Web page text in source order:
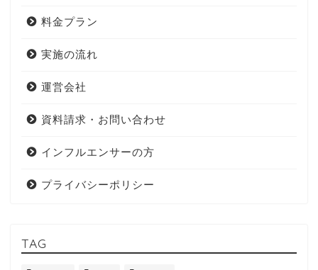
料金プラン
実施の流れ
運営会社
資料請求・お問い合わせ
インフルエンサーの方
プライバシーポリシー
TAG